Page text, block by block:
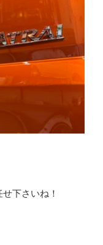
下さいね！